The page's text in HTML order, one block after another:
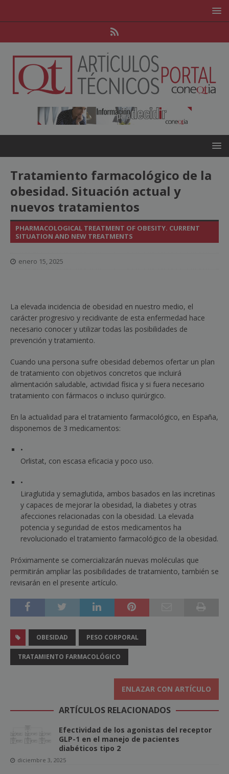
Tratamiento farmacológico de la
obesidad. Situación actual y
nuevos tratamientos
PHARMACOLOGICAL TREATMENT OF OBESITY. CURRENT
SITUATION AND NEW TREATMENTS
enero 15, 2025
La elevada incidencia de obesidad en nuestro medio, el
carácter progresivo y recidivante de esta enfermedad hace
necesario conocer y utilizar todas las posibilidades de
prevención y tratamiento.
Cuando una persona sufre obesidad debemos ofertar un plan
de tratamiento con objetivos concretos que incluirá
alimentación saludable, actividad física y si fuera necesario
tratamiento con fármacos o incluso quirúrgico.
En la actualidad para el tratamiento farmacológico, en España,
disponemos de 3 medicamentos:
•
Orlistat, con escasa eficacia y poco uso.
•
Liraglutida y semaglutida, ambos basados en las incretinas
y capaces de mejorar la obesidad, la diabetes y otras
afecciones relacionadas con la obesidad. La elevada
potencia y seguridad de estos medicamentos ha
revolucionado el tratamiento farmacológico de la obesidad.
Próximamente se comercializarán nuevas moléculas que
permitirán ampliar las posibilidades de tratamiento, también se
revisarán en el presente artículo.
OBESIDAD PESO CORPORAL
TRATAMIENTO FARMACOLÓGICO
ENLAZAR CON ARTÍCULO
ARTÍCULOS RELACIONADOS
Efectividad de los agonistas del receptor
GLP-1 en el manejo de pacientes
diabéticos tipo 2
diciembre 3, 2025